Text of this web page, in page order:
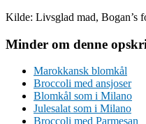
Kilde: Livsglad mad, Bogan’s
Minder om denne
Marokkansk blomkål
Broccoli med ansjoser
Blomkål som i Milano
Julesalat som i Milano
Broccoli med Parmesan